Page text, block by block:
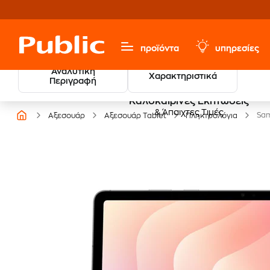
προϊόντα υπηρεσίες
Αναλυτική
Περιγραφή
Χαρακτηριστικά
Καλοκαιρινές Εκπτώσεις
& Άπαιχτες Τιμές
Αξεσουάρ Αξεσουάρ Tablet Πληκτρολόγια